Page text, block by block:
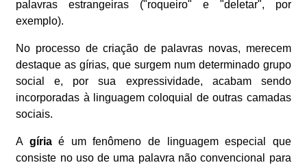
palavras estrangeiras ("roqueiro" e "deletar", por
exemplo).
No processo de criação de palavras novas, merecem
destaque as gírias, que surgem num determinado grupo
social e, por sua expressividade, acabam sendo
incorporadas à linguagem coloquial de outras camadas
sociais.
A gíriaé um fenômeno de linguagem especial que
consiste no uso de uma palavra não convencional para